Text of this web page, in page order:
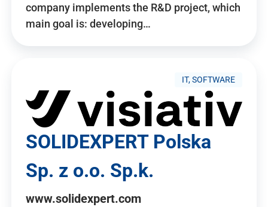
company implements the R&D project, which
main goal is: developing…
IT, SOFTWARE
SOLIDEXPERT Polska
Sp. z o.o. Sp.k.
www.solidexpert.com